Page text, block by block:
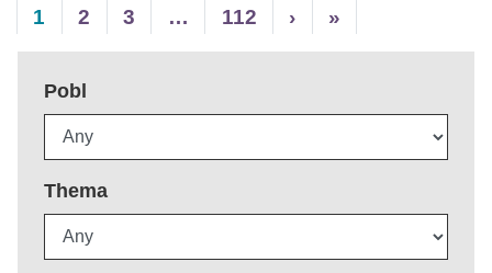
1 2 3 … 112 › »
Pobl
Thema